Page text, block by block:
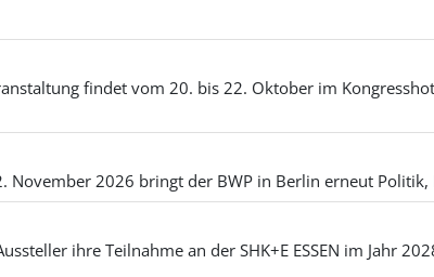
findet vom 20. bis 22. Oktober im
November 2026 bringt der BWP in Berlin erneut
ihre Teilnahme an der SHK+E ESSEN im Jahr